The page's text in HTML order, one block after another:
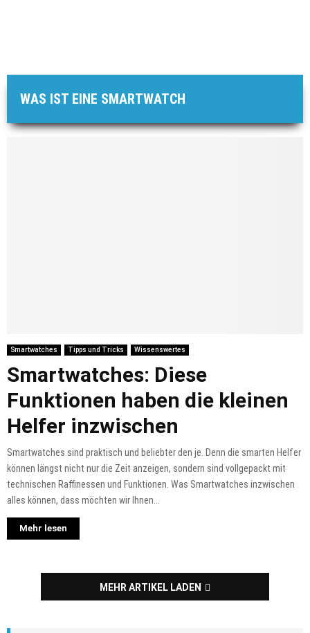
WAS IST EINE SMARTWATCH
Smartwatches Tipps und Tricks Wissenswertes
Smartwatches: Diese
Funktionen haben die kleinen
Helfer inzwischen
Smartwatches sind praktisch und beliebter den je. Denn die smarten Helfer
können längst nicht nur die Zeit anzeigen, sondern sind vollgepackt mit
technischen Raffinessen und Funktionen. Was Smartwatches inzwischen
alles können, dass möchten wir Ihnen...
Mehr lesen
MEHR ARTIKEL LADEN